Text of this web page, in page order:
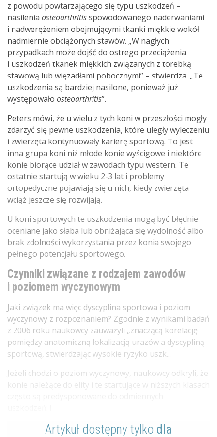
z powodu powtarzającego się typu uszkodzeń –
nasilenia osteoarthritisspowodowanego naderwaniami
i nadwerężeniem obejmującymi tkanki miękkie wokół
nadmiernie obciążonych stawów. „W nagłych
przypadkach może dojść do ostrego przeciążenia
i uszkodzeń tkanek miękkich związanych z torebką
stawową lub więzadłami pobocznymi” – stwierdza. „Te
uszkodzenia są bardziej nasilone, ponieważ już
występowało osteoarthritis”.
Peters mówi, że u wielu z tych koni w przeszłości mogły
zdarzyć się pewne uszkodzenia, które uległy wyleczeniu
i zwierzęta kontynuowały karierę sportową. To jest
inna grupa koni niż młode konie wyścigowe i niektóre
konie biorące udział w zawodach typu western. Te
ostatnie startują w wieku 2-3 lat i problemy
ortopedyczne pojawiają się u nich, kiedy zwierzęta
wciąż jeszcze się rozwijają.
U koni sportowych te uszkodzenia mogą być błędnie
oceniane jako słaba lub obniżająca się wydolność albo
brak zdolności wykorzystania przez konia swojego
pełnego potencjału sportowego.
Czynniki związane z rodzajem zawodów
i poziomem wyczynowym
Jaki związek ma więc dyscyplina sportowa i poziom
wyczynowy z rozpoznaniem? Zgodnie z wynikami badań
z 2006 roku naukowcy zauważyli „znaczącą korelację
pomiędzy anatomiczną lokalizacją urazów a dyscypliną
sportową, stwierdzając wysokie ryzyko uszk...
Jeżeli chodzi o poziom wyczynowy, naukowcy odkryli, że
konie należące do elity i te startujące w niższych klasach
Artykuł dostępny tylko dla